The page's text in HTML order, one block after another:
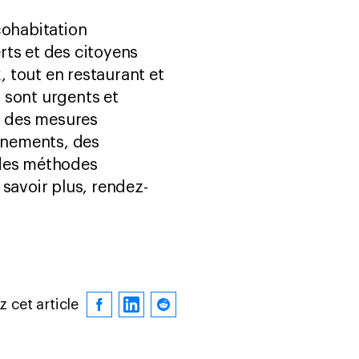
et des citoyens
tout en restaurant et
sont urgents et
mesures
des
méthodes
plus, rendez-
cet article